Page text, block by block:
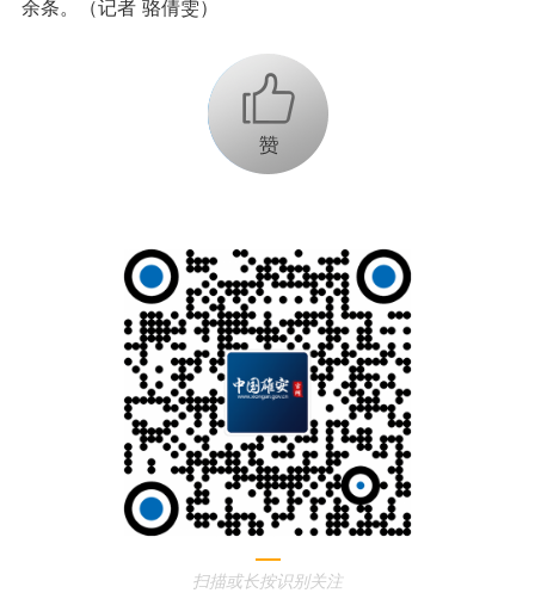
余条。（记者 骆倩雯）
+1
扫描或长按识别关注